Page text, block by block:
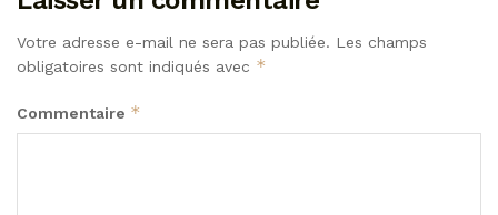
Votre adresse e-mail ne sera pas publiée. Les champs
obligatoires sont indiqués avec *
Commentaire *